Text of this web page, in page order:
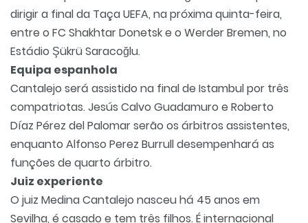
dirigir a final da Taça UEFA, na próxima quinta-feira,
entre o FC Shakhtar Donetsk e o Werder Bremen, no
Estádio Şükrü Saracoğlu.
Equipa espanhola
Cantalejo será assistido na final de Istambul por três
compatriotas. Jesús Calvo Guadamuro e Roberto
Díaz Pérez del Palomar serão os árbitros assistentes,
enquanto Alfonso Perez Burrull desempenhará as
funções de quarto árbitro.
Juiz experiente
O juiz Medina Cantalejo nasceu há 45 anos em
Sevilha, é casado e tem três filhos. É internacional